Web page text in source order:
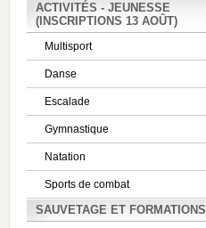
ACTIVITÉS - JEUNESSE
(INSCRIPTIONS 13 AOÛT)
Multisport
Danse
Escalade
Gymnastique
Natation
Sports de combat
SAUVETAGE ET FORMATIONS